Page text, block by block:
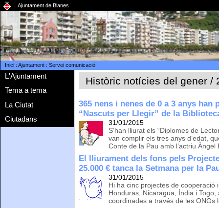
Ajuntament de Blanes
Inici: Ajuntament: Servei comunicació
L'Ajuntament
Tema a tema
La Ciutat
Ciutadans
Històric notícies del gener /
365 nens i nenes de 0 a 3 anys
“Nascuts per Llegir” de la
31/01/2015
S’han lliurat els “Diplomes de
van complir els tres anys d’edat,
Conte de la Pau amb l’actriu Àngel
El lliurament dels fons pels
25.000 € tanca la Setmana per la
31/01/2015
Hi ha cinc projectes de
Honduras, Nicaragua, Índia i
coordinades a través de les ONGs